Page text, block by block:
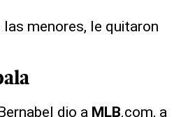
menores, le quitaron
dio a MLB.com, a